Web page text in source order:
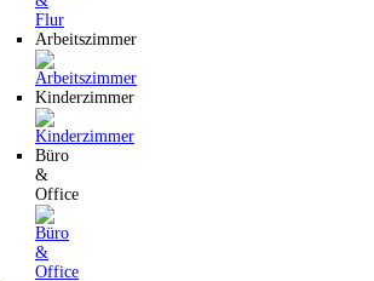
Arbeitszimmer
Kinderzimmer
Büro
&
Office